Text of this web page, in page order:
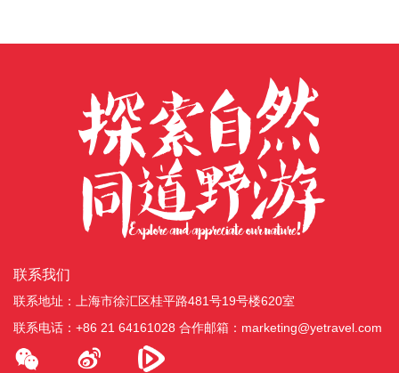
联系我们
联系地址：上海市徐汇区桂平路481号19号楼620室
联系电话：+86 21 64161028 合作邮箱：marketing@yetravel.com